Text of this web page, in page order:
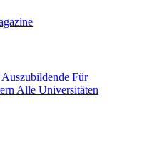
Für
Alle Universitäten